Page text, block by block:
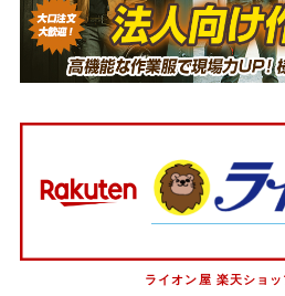
ライオン屋 楽天ショ